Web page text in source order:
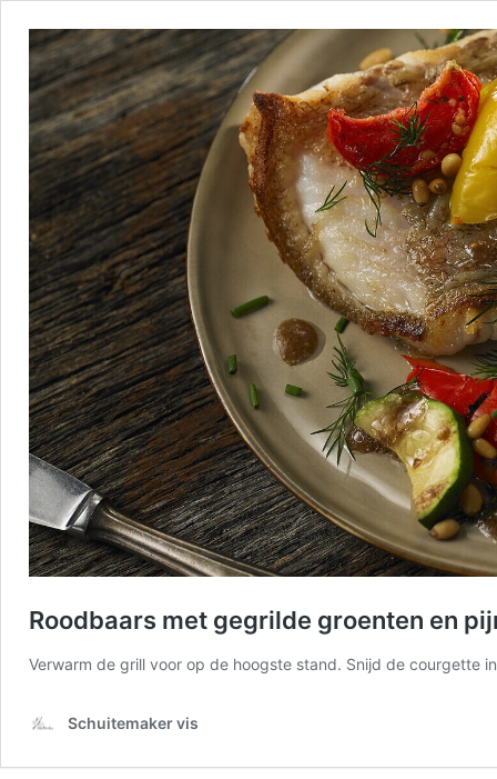
Roodbaars met gegrilde groenten en
Verwarm de grill voor op de hoogste stand. Snijd de courgette
Schuitemaker vis